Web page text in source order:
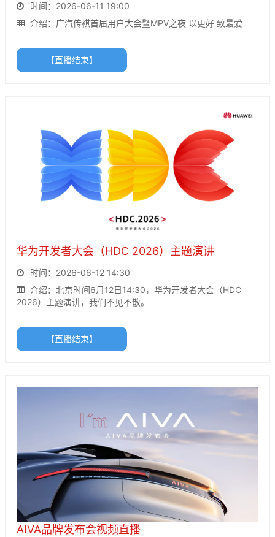
时间：2026-06-11 19:00
介绍：广汽传祺首届用户大会暨MPV之夜 以更好 致最爱
【直播结束】
华为开发者大会（HDC 2026）主题演讲
时间：2026-06-12 14:30
介绍：北京时间6月12日14:30，华为开发者大会（HDC
2026）主题演讲，我们不见不散。
【直播结束】
AIVA品牌发布会视频直播